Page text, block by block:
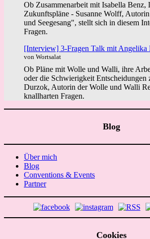
Ob Zusammenarbeit mit Isabella Benz,
Zukunftspläne - Susanne Wolff,
und Seegesang", stellt sich in diesem
Fragen.
[Interview] 3-Fragen Talk mit Angelika
von Wortsalat
Ob Pläne mit Wolle und Walli, ihre
oder die Schwierigkeit Entscheidungen
Durzok, Autorin der Wolle und Walli
knallharten Fragen.
Blog
Über mich
Blog
Conventions & Events
Partner
Cookies